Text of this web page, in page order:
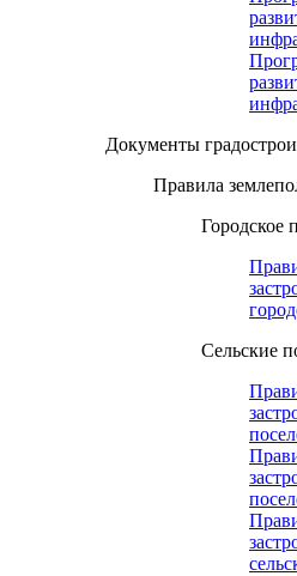
Документы
Правила
Городское
Сельские